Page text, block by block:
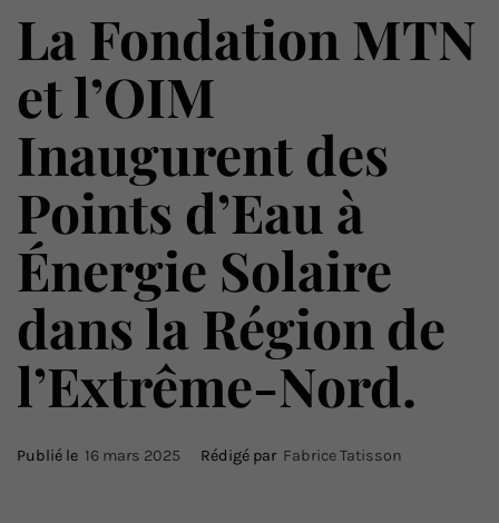
La Fondation MTN
et l’OIM
Inaugurent des
Points d’Eau à
Énergie Solaire
dans la Région de
l’Extrême-Nord.
Publié le 16 mars 2025 Rédigé par Fabrice Tatisson